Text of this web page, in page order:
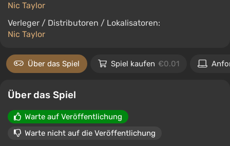
Nic Taylor
Verleger / Distributoren / Lokalisatoren:
Nic Taylor
Über das Spiel Spiel kaufen €0.01
Über das Spiel
Warte auf Veröffentlichung
Warte nicht auf die Veröffentlichung